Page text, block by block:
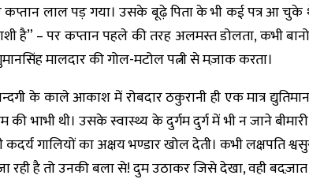
लाल पड़ गया। उसके बूढ़े पिता के भी कई पत्र आ चुके थे
है” – पर कप्तान पहले की तरह अलमस्त डोलता, कभी
मालदार की गोल-मटोल पत्नी से मज़ाक करता।
के काले आकाश में रोबदार ठकुरानी ही एक मात्र
की भाभी थी। उसके स्वास्थ्य के दुर्गम दुर्ग में भी न जाने
गालियों का अक्षय भण्डार खोल देती। कभी लक्षपति
रही है तो उनकी बला से! दुम उठाकर जिसे देखा, वही